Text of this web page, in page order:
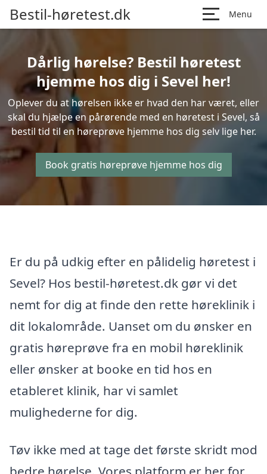
Bestil-høretest.dk Menu
Dårlig hørelse? Bestil høretest
hjemme hos dig i Sevel her!
Oplever du at hørelsen ikke er hvad den har været, eller
skal du hjælpe en pårørende med en høretest i Sevel, så
bestil tid til en høreprøve hjemme hos dig selv lige her.
Book gratis høreprøve hjemme hos dig
Er du på udkig efter en pålidelig høretest i
Sevel? Hos bestil-høretest.dk gør vi det
nemt for dig at finde den rette høreklinik i
dit lokalområde. Uanset om du ønsker en
gratis høreprøve fra en mobil høreklinik
eller ønsker at booke en tid hos en
etableret klinik, har vi samlet
mulighederne for dig.
Tøv ikke med at tage det første skridt mod